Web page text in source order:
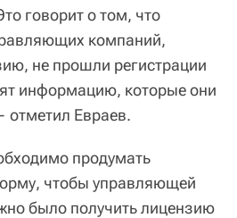
говорит о том, что
компаний,
не прошли регистрации
информацию, которые они
Евраев.
продумать
чтобы управляющей
было получить лицензию